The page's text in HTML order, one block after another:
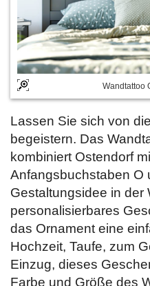
Wandtattoo
Lassen Sie sich von
begeistern. Das
kombiniert Ostendorf
Anfangsbuchstaben O
Gestaltungsidee in der
personalisierbares
das Ornament eine
Hochzeit, Taufe, zum
Einzug, dieses
Farbe und Größe des